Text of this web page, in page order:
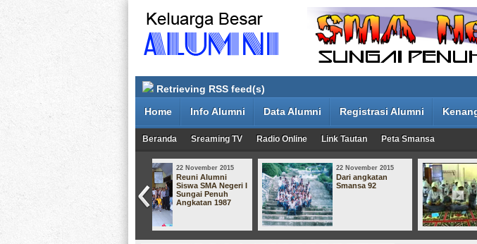
Retrieving RSS feed(s)
Home
Info Alumni Data Alumni Registrasi Alumni
Beranda Sreaming TV Radio Online Link Tautan Peta Smansa
22 November 2015
Siswa SMA Negeri I
22 November 2015
Dari angkatan
Smansa 92
10 May 2015
Video Smansa 2011